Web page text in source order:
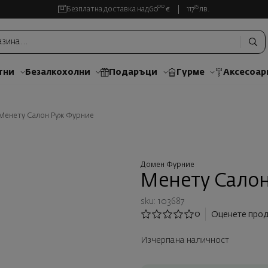
Безплатна доставка над6000 € 11735 лв.
Безалкохолни Подаръци Гурме
Менету Салон Руж Фурние
Домен Фурние
Менету
sku: 103687
0
Оценете
Изчерпана наличност